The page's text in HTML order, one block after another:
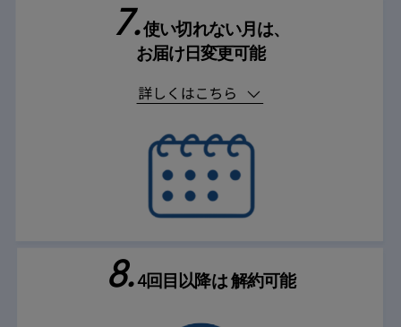
7.使い切れない月は、
お届け日変更可能
8.4回目以降は解約可能